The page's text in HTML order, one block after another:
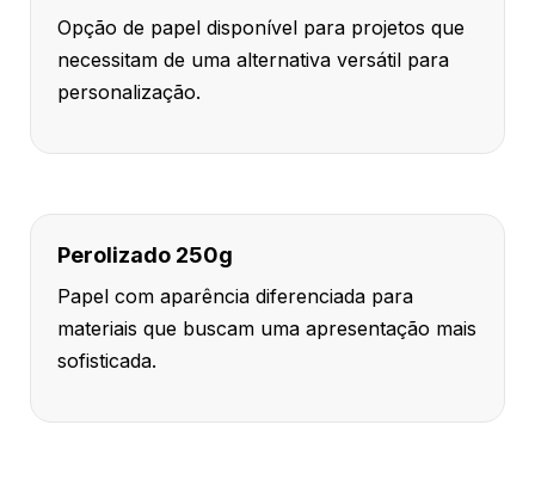
Opção de papel disponível para projetos que
necessitam de uma alternativa versátil para
personalização.
Perolizado 250g
Papel com aparência diferenciada para
materiais que buscam uma apresentação mais
sofisticada.